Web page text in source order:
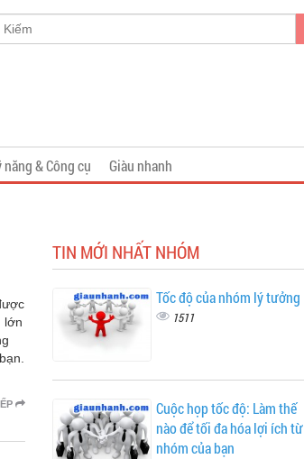
năng & Công cụ
Giàu nhanh
lớn
TIN MỚI NHẤT NHÓM
Tốc độ của nhóm lý tưởng
1511
Cuộc họp tốc độ: Làm thế
nào để tối đa hóa lợi ích từ
nhóm của bạn